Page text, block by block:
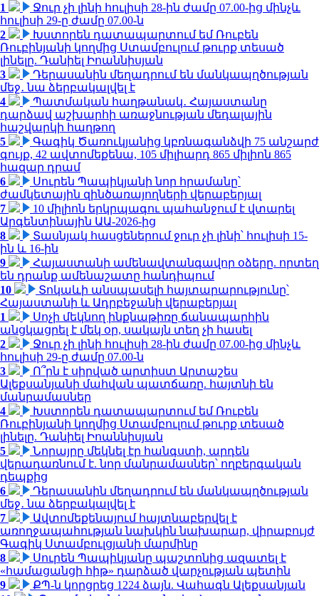
1
Ջուր չի լինի հուլիսի 28-ին ժամը 07.00-ից մինչև
հուլիսի 29-ը ժամը 07.00-ն
2
Խստորեն դատապարտում եմ Ռուբեն
Ռուբինյանի կողմից Ստամբուլում թուրք տեսած
լինելը. Դանիել Իոաննիսյան
3
Դերասանին մեղադրում են մանկապղծության
մեջ․ նա ձերբակալվել է
4
Պատմական հաղթանակ․ Հայաստանը
դարձավ աշխարհի առաջնության մեդալային
հաշվարկի հաղթող
5
Գագիկ Ծառուկյանից կբռնագանձվի 75 անշարժ
գույք, 42 ավտոմեքենա, 105 միլիարդ 865 միլիոն 865
հազար դրամ
6
Սուրեն Պապիկյանի նոր հրամանը՝
ժամկետային զինծառայողների վերաբերյալ
7
10 միլիոն երկրպագու պահանջում է վտարել
Արգենտինային ԱԱ-2026-ից
8
Տասնյակ հասցեներում ջուր չի լինի՝ հուլիսի 15-
ին և 16-ին
9
Հայաստանի ամենավտանգավոր օձերը. որտեղ
են դրանք ամենաշատը հանդիպում
10
Տոկաևի անսպասելի հայտարարությունը՝
Հայաստանի և Ադրբեջանի վերաբերյալ
1
Սոչի մեկնող ինքնաթիռը ճանապարհին
անցկացրել է մեկ օր, սակայն տեղ չի հասել
2
Ջուր չի լինի հուլիսի 28-ին ժամը 07.00-ից մինչև
հուլիսի 29-ը ժամը 07.00-ն
3
Ո՞րն է սիրված արտիստ Արտաշես
Ալեքսանյանի մահվան պատճառը. հայտնի են
մանրամասներ
4
Խստորեն դատապարտում եմ Ռուբեն
Ռուբինյանի կողմից Ստամբուլում թուրք տեսած
լինելը. Դանիել Իոաննիսյան
5
Նորայրը մեկնել էր հանգստի, արդեն
վերադառնում է. նոր մանրամասներ՝ ողբերգական
դեպքից
6
Դերասանին մեղադրում են մանկապղծության
մեջ․ նա ձերբակալվել է
7
Ավտոմեքենայում հայտնաբերվել է
առողջապահության նախկին նախարար, վիրաբույժ
Գագիկ Ստամբուլցյանի մարմինը
8
Սուրեն Պապիկյանը պաշտոնից ազատել է
«համացանցի հիթ» դարձած վարչության պետին
9
ՔՊ-ն կորցրեց 1224 ձայն. Վահագն Ալեքսանյան